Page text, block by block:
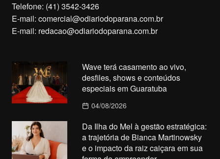
Telefone: (41) 3542-3426
E-mail: comercial@odiariodoparana.com.br
E-mail: redacao@odiariodoparana.com.br
Wave terá casamento ao vivo,
desfiles, shows e conteúdos
especiais em Guaratuba
04/08/2026
Da Ilha do Mel à gestão estratégica:
a trajetória de Bianca Martinowsky
e o impacto da raiz caiçara em sua